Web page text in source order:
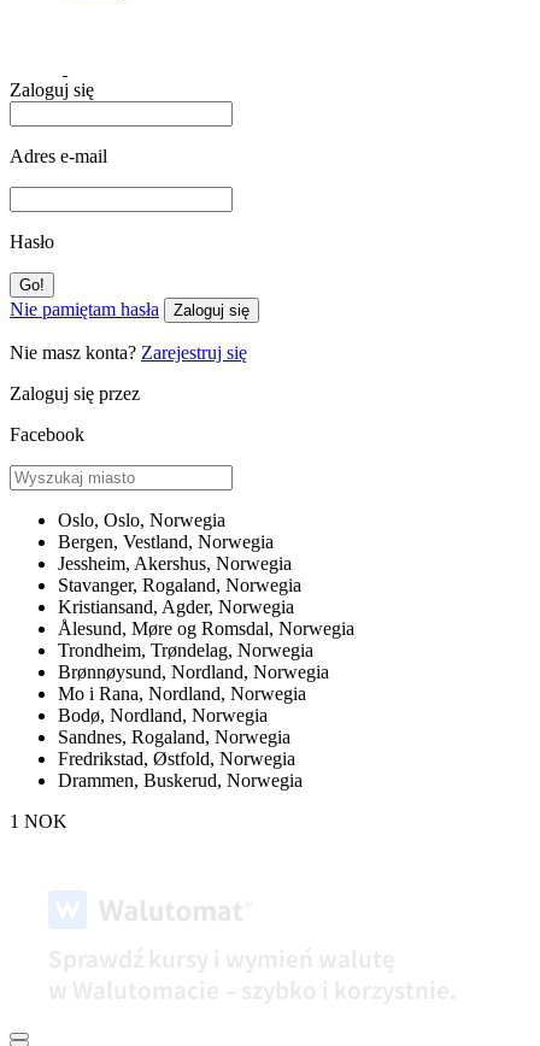
Zaloguj się
Adres e-mail
Hasło
Nie pamiętam hasła Zaloguj się
Nie masz konta? Zarejestruj się
Zaloguj się przez
Facebook
Oslo, Oslo, Norwegia
Bergen, Vestland, Norwegia
Jessheim, Akershus, Norwegia
Stavanger, Rogaland, Norwegia
Kristiansand, Agder, Norwegia
Ålesund, Møre og Romsdal, Norwegia
Trondheim, Trøndelag, Norwegia
Brønnøysund, Nordland, Norwegia
Mo i Rana, Nordland, Norwegia
Bodø, Nordland, Norwegia
Sandnes, Rogaland, Norwegia
Fredrikstad, Østfold, Norwegia
Drammen, Buskerud, Norwegia
1 NOK